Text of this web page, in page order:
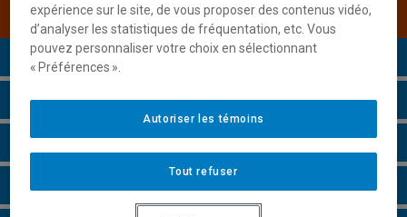
Permanente
Présentation du programme
Conditions d'admission
Cours à suivre et horaires
Grille de cheminement
expérience sur le site, de vous proposer des contenus vidéo,
d’analyser les statistiques de fréquentation, etc. Vous
pouvez personnaliser votre choix en sélectionnant
« Préférences ».
Tout refuser
Autoriser les témoins